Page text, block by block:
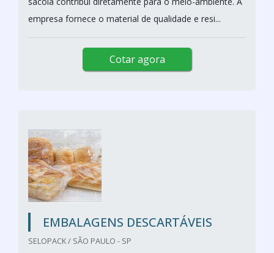
empresa fornece o material de qualidade e resi...
Cotar agora
EMBALAGENS DESCARTÁVEIS
SELOPACK / SÃO PAULO - SP